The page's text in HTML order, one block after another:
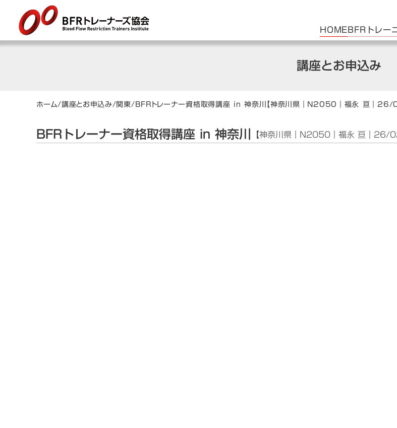
講座とお申込み
ホーム/講座とお申込み/関東/BFRトレーナー資格取得講座 in 神奈川【神奈川県｜N2050｜福永 亘｜
BFRトレーナー資格取得講座 in 神奈川 【神奈川県｜N2050｜福永 亘｜26/
HOMEBFRトレー